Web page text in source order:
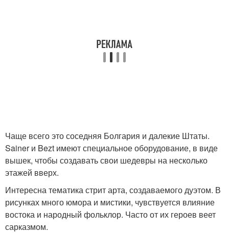
Чаще всего это соседняя Болгария и далекие Штаты.
Sainer и Bezt имеют специальное оборудование, в виде
вышек, чтобы создавать свои шедевры на несколько
этажей вверх.
Интересна тематика стрит арта, создаваемого дуэтом. В
рисунках много юмора и мистики, чувствуется влияние
востока и народный фольклор. Часто от их героев веет
сарказмом.